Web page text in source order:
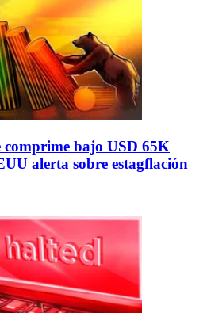
comprime bajo USD 65K
alerta sobre estagflación